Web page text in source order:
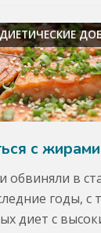
ДИЕТИЧЕСКИЕ
с жирами
обвиняли в
годы, с
диет с